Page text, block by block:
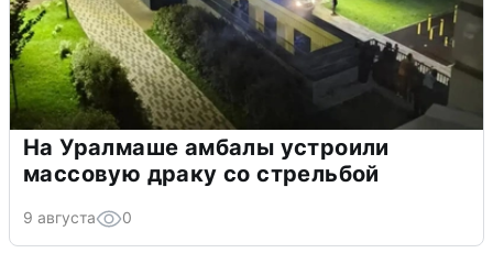
На Уралмаше амбалы устроили
массовую драку со стрельбой
9 августа 0